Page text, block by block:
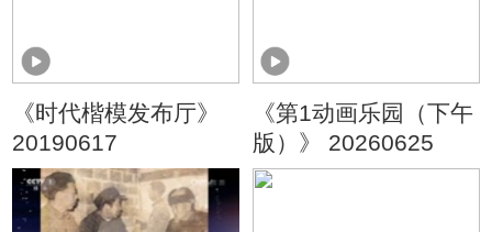
《时代楷模发布厅》
20190617
《第1动画乐园（下午
版）》 20260625